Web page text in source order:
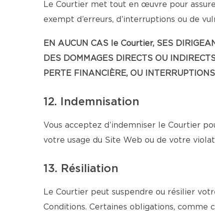
Le Courtier met tout en œuvre pour
exempt d’erreurs, d’interruptions ou de
EN AUCUN CAS le Courtier, SES
DES DOMMAGES DIRECTS OU
PERTE FINANCIÈRE, OU
12. Indemnisation
Vous acceptez d’indemniser le Courtier
votre usage du Site Web ou de votre
13. Résiliation
Le Courtier peut suspendre ou résilier
Conditions. Certaines obligations,